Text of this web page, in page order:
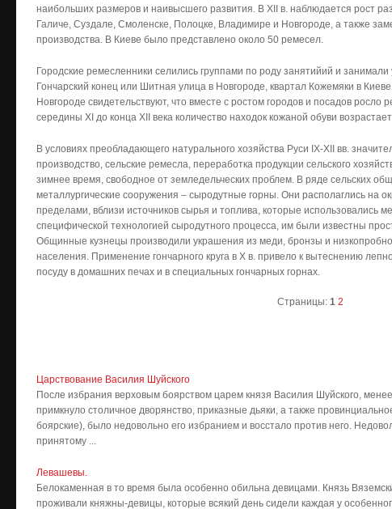
наибольших размеров и наивысшего развития. В XII в. наблюдается рост
Галиче, Суздале, Смоленске, Полоцке, Владимире и Новгороде, а также
производства. В Киеве было представлено около 50 ремесел.
Городские ремесленники селились группами по роду занятийий и
Гончарский конец или Шитная улица в Новгороде, квартал Кожемяки в
Новгороде свидетельствуют, что вместе с ростом городов и посадов росло
середины XI до конца XII века количество находок кожаной обуви
В условиях преобладающего натурального хозяйства Руси IX-XII вв.
производство, сельские ремесла, переработка продукции сельского
зимнее время, свободное от земледельческих проблем. В ряде сельских
металлургические сооружения – сыродутные горны. Они располаглись на
пределами, вблизи источников сырья и топлива, которые использовались
специфической технологией сыродутного процесса, им были известны
Общинные кузнецы производили украшения из меди, бронзы и
населения. Применение гончарного круга в X в. привело к вытеснению
посуду в домашних печах и в специальных гончарных горнах.
Страницы: 1 2
Царствование Василия Шуйского
После избрания верховым боярством царем князя Василия Шуйского,
примкнуло столичное дворянство, приказные дьяки, а также
боярские), было недовольно его избранием и восстало против него.
принятому ...
Левашевы.
Белокаменная в то время была особенно обильна девицами. Князь
проживали княжны-девицы, которые всякий день сидели каждая у